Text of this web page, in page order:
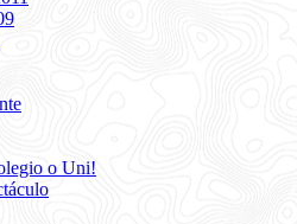
o Uni!